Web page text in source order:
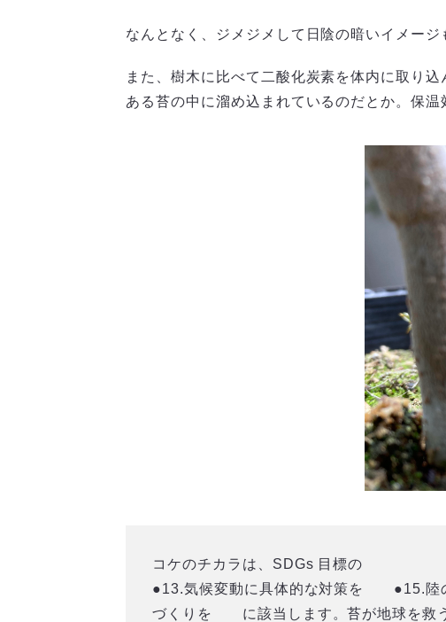
なんとなく、ジメジメして日陰の暗いイメー
また、樹木に比べて二酸化炭素を体内に取り
ある苔の中に溜め込まれているのだとか。保
コケのチカラは、SDGs 目標の
●13.気候変動に具体的な対策を ●15.
づくりを に該当します。苔が地球を救う